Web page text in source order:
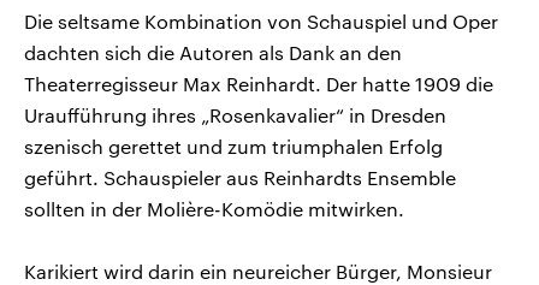
Die seltsame Kombination von Schauspiel und Oper
dachten sich die Autoren als Dank an den
Theaterregisseur Max Reinhardt. Der hatte 1909 die
Uraufführung ihres „Rosenkavalier“ in Dresden
szenisch gerettet und zum triumphalen Erfolg
geführt. Schauspieler aus Reinhardts Ensemble
sollten in der Molière-Komödie mitwirken.
Karikiert wird darin ein neureicher Bürger, Monsieur